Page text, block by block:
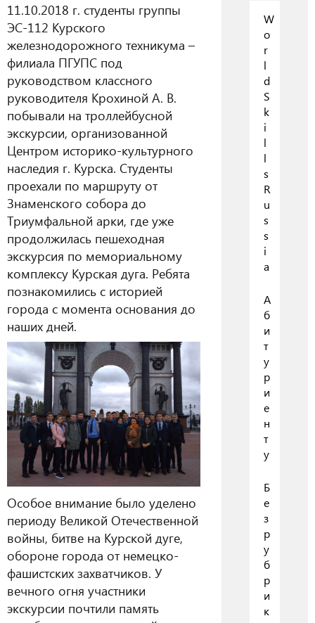
11.10.2018 г. студенты группы
ЭС-112 Курского
железнодорожного техникума –
филиала ПГУПС под
руководством классного
руководителя Крохиной А. В.
побывали на троллейбусной
экскурсии, организованной
Центром историко-культурного
наследия г. Курска. Студенты
проехали по маршруту от
Знаменского собора до
Триумфальной арки, где уже
продолжилась пешеходная
экскурсия по мемориальному
комплексу Курская дуга. Ребята
познакомились с историей
города с момента основания до
наших дней.
Особое внимание было уделено
периоду Великой Отечественной
войны, битве на Курской дуге,
обороне города от немецко-
фашистских захватчиков. У
вечного огня участники
экскурсии почтили память
W
o
r
l
d
S
k
i
l
l
s
R
u
s
s
i
a
А
б
и
т
у
р
и
е
н
т
у
Б
е
з
р
у
б
р
и
к